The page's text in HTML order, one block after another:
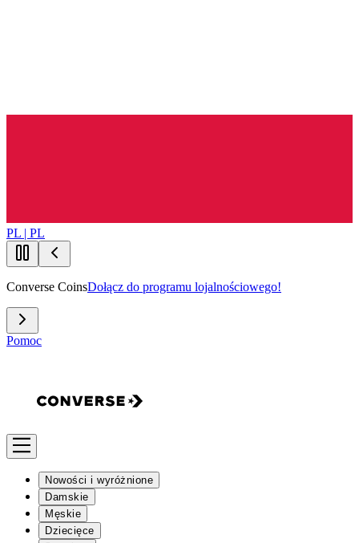
PL | PL
Converse CoinsDołącz do programu lojalnościowego!
Pomoc
Nowości i wyróżnione
Damskie
Męskie
Dziecięce